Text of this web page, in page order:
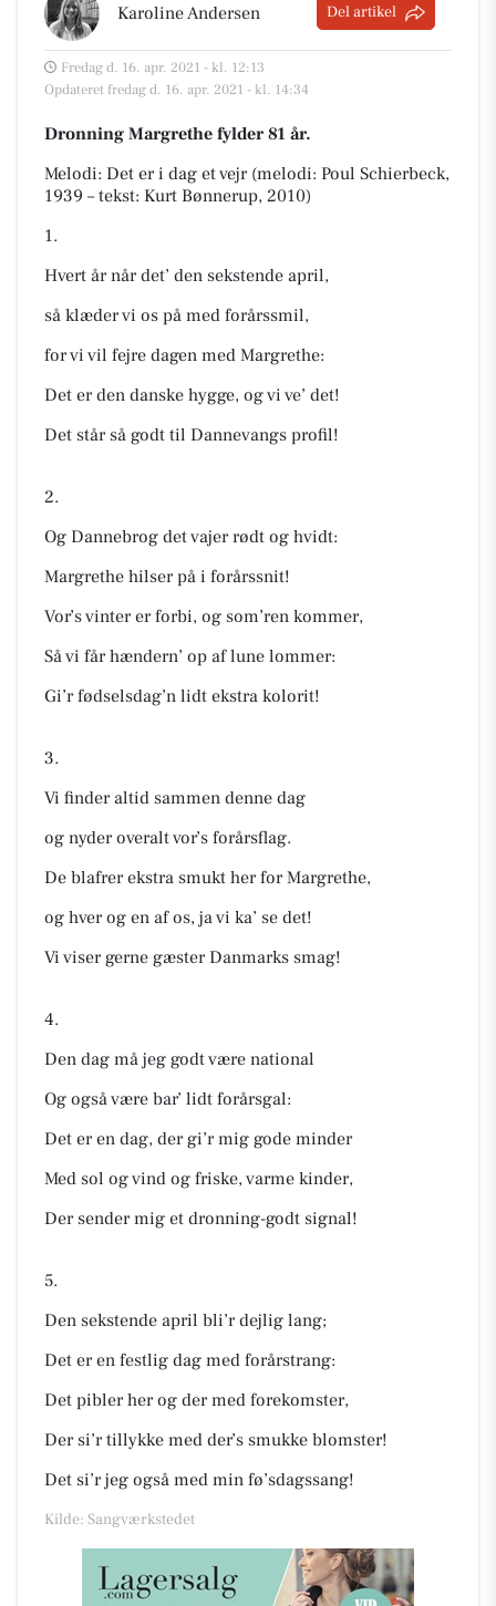
Karoline Andersen Del artikel
Fredag d. 16. apr. 2021 - kl. 12:13
Opdateret fredag d. 16. apr. 2021 - kl. 14:34
Dronning Margrethe fylder 81 år.
Melodi: Det er i dag et vejr (melodi: Poul Schierbeck,
1939 – tekst: Kurt Bønnerup, 2010)
1.
Hvert år når det’ den sekstende april,
så klæder vi os på med forårssmil,
for vi vil fejre dagen med Margrethe:
Det er den danske hygge, og vi ve’ det!
Det står så godt til Dannevangs profil!
2.
Og Dannebrog det vajer rødt og hvidt:
Margrethe hilser på i forårssnit!
Vor’s vinter er forbi, og som’ren kommer,
Så vi får hændern’ op af lune lommer:
Gi’r fødselsdag’n lidt ekstra kolorit!
3.
Vi finder altid sammen denne dag
og nyder overalt vor’s forårsflag.
De blafrer ekstra smukt her for Margrethe,
og hver og en af os, ja vi ka’ se det!
Vi viser gerne gæster Danmarks smag!
4.
Den dag må jeg godt være national
Og også være bar’ lidt forårsgal:
Det er en dag, der gi’r mig gode minder
Med sol og vind og friske, varme kinder,
Der sender mig et dronning-godt signal!
5.
Den sekstende april bli’r dejlig lang;
Det er en festlig dag med forårstrang:
Det pibler her og der med forekomster,
Der si’r tillykke med der’s smukke blomster!
Det si’r jeg også med min fø’sdagssang!
Kilde: Sangværkstedet